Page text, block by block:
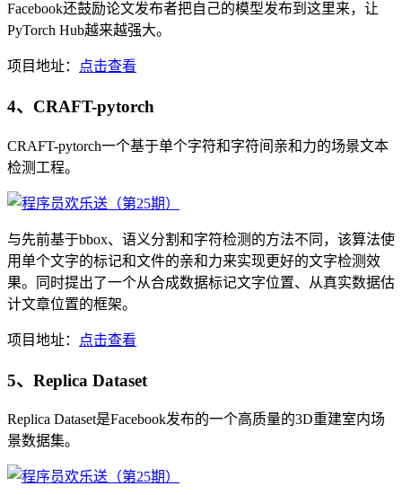
Facebook还鼓励论文发布者把自己的模型发布到这里来，让
PyTorch Hub越来越强大。
项目地址： 点击查看
4、CRAFT-pytorch
CRAFT-pytorch一个基于单个字符和字符间亲和力的场景文本
检测工程。
与先前基于bbox、语义分割和字符检测的方法不同，该算法使
用单个文字的标记和文件的亲和力来实现更好的文字检测效
果。同时提出了一个从合成数据标记文字位置、从真实数据估
计文章位置的框架。
项目地址： 点击查看
5、Replica Dataset
Replica Dataset是Facebook发布的一个高质量的3D重建室内场
景数据集。